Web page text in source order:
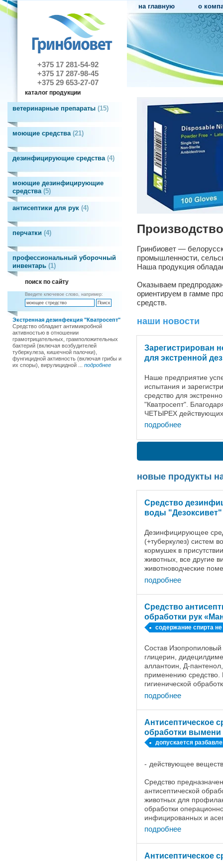
+375 17 281-54-92
+375 17 287-98-45
+375 29 653-27-07
на главную о
каталог продукции
ветеринарные препараты 15
моющие средства 21
дезинфицирующие средства 4
моющие дезинфицирующие
средства 5
антисептики для рук 4
перчатки 4
профессиональный уборочный
инвентарь 1
поиск по сайту
Введите ключевое слово, например:
Экстренная дезинфекция "Кватросепт"
Средство обладает антимикробной
активностью в отношении
грамотрицательных, грамположительных
бактерий (включая возбудителей
туберкулеза, кишечной палочки),
фунгицидной активность (включая грибы и
их споры), вирулицидной ... подробнее
Гринбиовет —
промышленности,
Наша продукция
Оказываем
ориентируем в гамме
средств.
наши новости
Зарегистрирован
для экстренной
Наше предприятие
испытания и
средство для
"Кватросепт".
ЧЕТЫРЕХ
добились высоких
дезинфицирующей
подробнее
новые продукты
Средство
воды "Дезоксивет"
Дезинфицирующее
(+туберкулез) систем
кормушек в
животных, все другие
животноводческие
средства,
животных, ...
подробнее
Средство
обработки рук
содержание спирта
Состав
глицерин,
аллантоин, Д-
применению средство.
гигиенической
рук. Допускается
перчатки и ...
подробнее
Антисептическое
обработки
допускается
4 раза
действующее
Средство
антисептической
животных для
обработки
инфицированных и
Санитарную
проводят перед
кожи ...
подробнее
Антисептическое